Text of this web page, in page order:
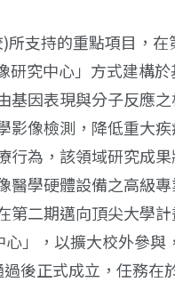
支持的重點項目，
究中心」方式建構
因表現與分子反應
像檢測，降低重大
為，該領域研究成果
醫學硬體設備之高級
第二期邁向頂尖大學
」，以擴大校外參與
後正式成立，任務在